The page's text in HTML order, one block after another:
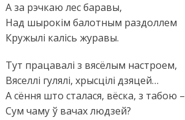
А за рэчкаю лес баравы,
Над шырокім балотным раздоллем
Кружылі калісь журавы.
Тут працавалі з вясёлым настроем,
Вяселлі гулялі, хрысцілі дзяцей…
А сёння што сталася, вёска, з табою –
Сум чаму ў вачах людзей?